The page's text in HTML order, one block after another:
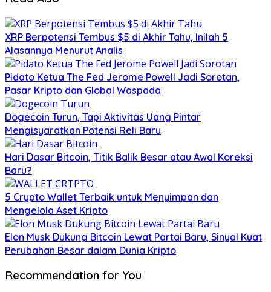
XRP Berpotensi Tembus $5 di Akhir Tahu, Inilah 5
Alasannya Menurut Analis
Pidato Ketua The Fed Jerome Powell Jadi Sorotan,
Pasar Kripto dan Global Waspada
Dogecoin Turun, Tapi Aktivitas Uang Pintar
Mengisyaratkan Potensi Reli Baru
Hari Dasar Bitcoin, Titik Balik Besar atau Awal Koreksi
Baru?
5 Crypto Wallet Terbaik untuk Menyimpan dan
Mengelola Aset Kripto
Elon Musk Dukung Bitcoin Lewat Partai Baru, Sinyal Kuat
Perubahan Besar dalam Dunia Kripto
Recommendation for You